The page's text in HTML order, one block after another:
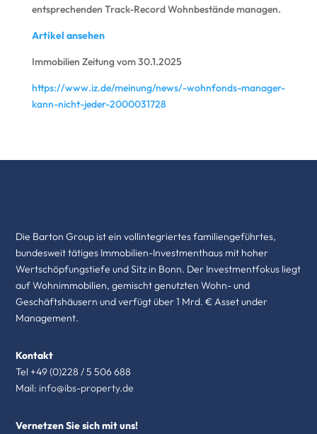
entsprechenden Track-Record Wohnbestände managen.
Artikel ansehen
Immobilien Zeitung vom 30.1.2025
https://www.iz.de/meinung/news/-wohnfonds-manager-
kann-nicht-jeder-2000031728
Die Barton Group ist ein vollintegriertes familiengeführtes,
bundesweit tätiges Immobilien-Investmenthaus mit hoher
Wertschöpfungstiefe und Sitz in Bonn. Der Investmentfokus liegt
auf Wohnimmobilien, gemischt genutzten Wohn- und
Geschäftshäusern und verfügt über 1 Mrd. € Asset under
Management.
Kontakt
Tel +49 (0)228 / 5 506 688
Mail: info@ibs-property.de
Vernetzen Sie sich mit uns!